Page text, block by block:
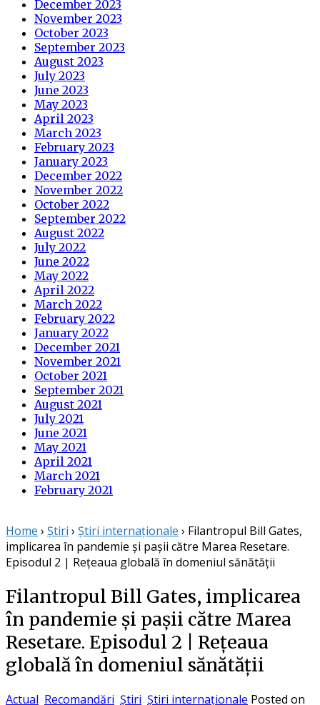
December 2023
November 2023
October 2023
September 2023
August 2023
July 2023
June 2023
May 2023
April 2023
March 2023
February 2023
January 2023
December 2022
November 2022
October 2022
September 2022
August 2022
July 2022
June 2022
May 2022
April 2022
March 2022
February 2022
January 2022
December 2021
November 2021
October 2021
September 2021
August 2021
July 2021
June 2021
May 2021
April 2021
March 2021
February 2021
Home › Știri › Știri internaționale › Filantropul Bill Gates,
implicarea în pandemie și pașii către Marea Resetare.
Episodul 2 | Rețeaua globală în domeniul sănătății
Filantropul Bill Gates, implicarea
în pandemie și pașii către Marea
Resetare. Episodul 2 | Rețeaua
globală în domeniul sănătății
Actual Recomandări Știri Știri internaționale Posted on